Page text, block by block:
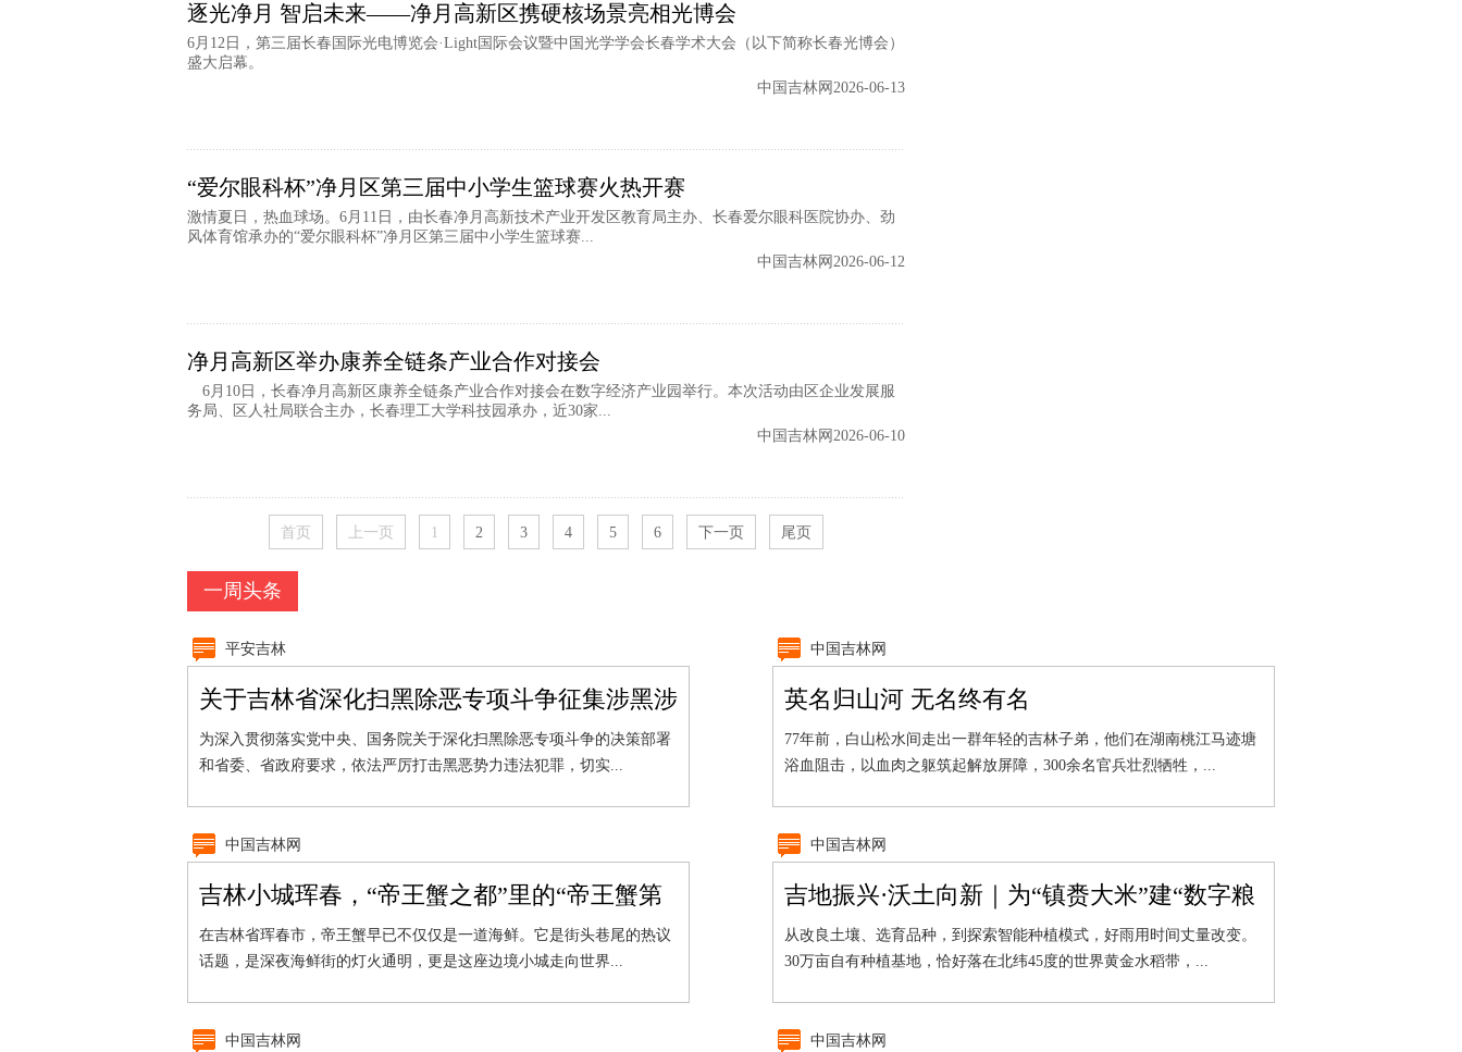
逐光净月 智启未来——净月高新区携硬核场景亮相光博会
6月12日，第三届长春国际光电博览会·Light国际会议暨中国光学学会长春学术大会（以下简称长春光博会）
盛大启幕。
中国吉林网2026-06-13
“爱尔眼科杯”净月区第三届中小学生篮球赛火热开赛
激情夏日，热血球场。6月11日，由长春净月高新技术产业开发区教育局主办、长春爱尔眼科医院协办、劲
风体育馆承办的“爱尔眼科杯”净月区第三届中小学生篮球赛...
中国吉林网2026-06-12
净月高新区举办康养全链条产业合作对接会
6月10日，长春净月高新区康养全链条产业合作对接会在数字经济产业园举行。本次活动由区企业发展服
务局、区人社局联合主办，长春理工大学科技园承办，近30家...
中国吉林网2026-06-10
首页 上一页 1 2 3 4 5 6 下一页 尾页